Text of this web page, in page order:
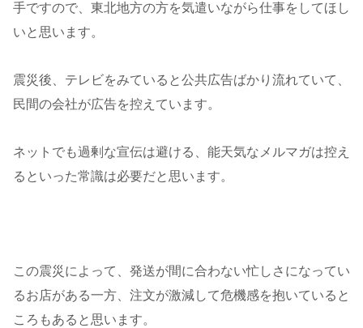
手ですので、東北地方の方を気遣いながら仕事をしてほし
いと思います。
震災後、テレビをみていると公共広告ばかり流れていて、
民間の会社が広告を控えています。
ネットでも過剰な宣伝は避ける、能天気なメルマガは控え
るといった常識は必要だと思います。
この震災によって、発送が間に合わない忙しさになってい
るお店がある一方、注文が激減して危機感を抱いていると
ころもあると思います。